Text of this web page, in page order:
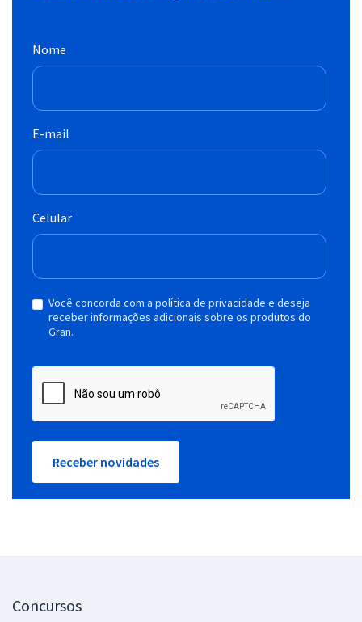
Nome
E-mail
Celular
Você concorda com a política de privacidade e deseja
receber informações adicionais sobre os produtos do
Gran.
Receber novidades
Concursos